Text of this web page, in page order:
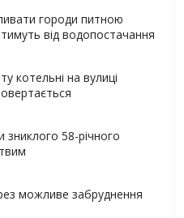
городи питною
від водопостачання
котельні на вулиці
58-річного
можливе забруднення